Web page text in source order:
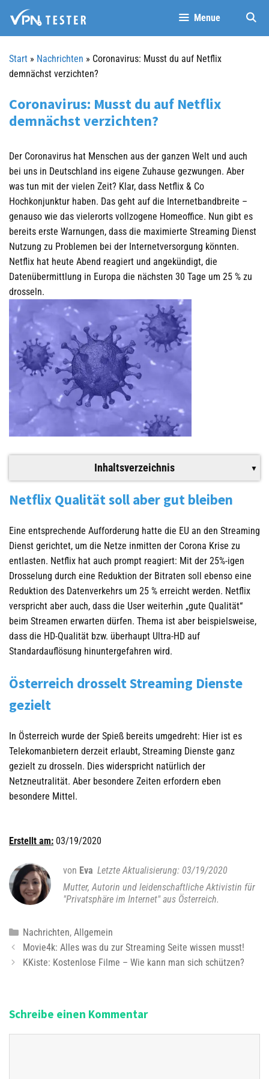
Springe
zum
Inhalt
Menue
Start » Nachrichten » Coronavirus: Musst du auf Netflix
demnächst verzichten?
Coronavirus: Musst du auf Netflix
demnächst verzichten?
Der Coronavirus hat Menschen aus der ganzen Welt und auch
bei uns in Deutschland ins eigene Zuhause gezwungen. Aber
was tun mit der vielen Zeit? Klar, dass Netflix & Co
Hochkonjunktur haben. Das geht auf die Internetbandbreite –
genauso wie das vielerorts vollzogene Homeoffice. Nun gibt es
bereits erste Warnungen, dass die maximierte Streaming Dienst
Nutzung zu Problemen bei der Internetversorgung könnten.
Netflix hat heute Abend reagiert und angekündigt, die
Datenübermittlung in Europa die nächsten 30 Tage um 25 % zu
drosseln.
Inhaltsverzeichnis
Netflix Qualität soll aber gut bleiben
Eine entsprechende Aufforderung hatte die EU an den Streaming
Dienst gerichtet, um die Netze inmitten der Corona Krise zu
entlasten. Netflix hat auch prompt reagiert: Mit der 25%-igen
Drosselung durch eine Reduktion der Bitraten soll ebenso eine
Reduktion des Datenverkehrs um 25 % erreicht werden. Netflix
verspricht aber auch, dass die User weiterhin „gute Qualität“
beim Streamen erwarten dürfen. Thema ist aber beispielsweise,
dass die HD-Qualität bzw. überhaupt Ultra-HD auf
Standardauflösung hinuntergefahren wird.
Österreich drosselt Streaming Dienste
gezielt
In Österreich wurde der Spieß bereits umgedreht: Hier ist es
Telekomanbietern derzeit erlaubt, Streaming Dienste ganz
gezielt zu drosseln. Dies widerspricht natürlich der
Netzneutralität. Aber besondere Zeiten erfordern eben
besondere Mittel.
Erstellt am: 03/19/2020
von Eva
03/19/2020
Mutter, Autorin und leidenschaftliche Aktivistin für
"Privatsphäre im Internet" aus Österreich.
K
a
t
o
i
Nachrichten, Allgemein
B
e
r
g
Movie4k: Alles was du zur Streaming Seite wissen musst!
KKiste: Kostenlose Filme – Wie kann man sich schützen?
Schreibe einen Kommentar